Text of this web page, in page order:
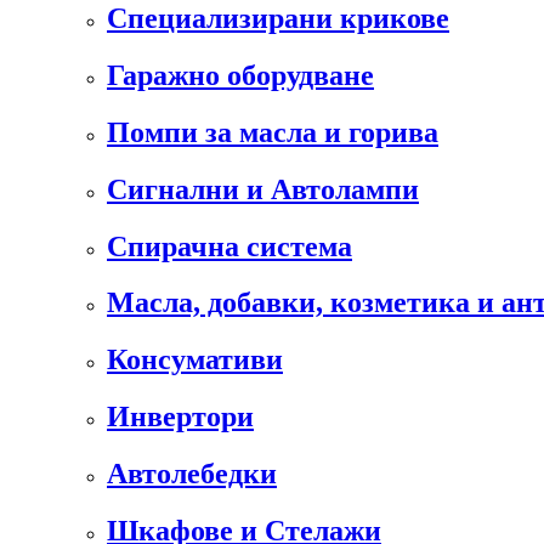
Специализирани крикове
Гаражно оборудване
Помпи за масла и горива
Сигнални и Автолампи
Спирачна система
Масла, добавки, козметика и
Консумативи
Инвертори
Автолебедки
Шкафове и Стелажи